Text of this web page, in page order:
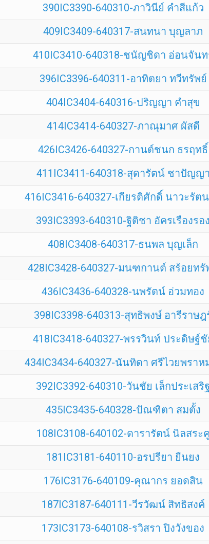
390IC3390-640310-ภาวินีย์ คำสีแก้ว
409IC3409-640317-สนทนา บุญลาภ
410IC3410-640318-ชนัญชิดา อ่อนจัน
396IC3396-640311-อาทิตยา ทวีทรัพย์
404IC3404-640316-ปริญญา คำสุข
414IC3414-640327-ภาณุมาศ ผัสดี
426IC3426-640327-กานต์ชนก ธรฤทธิ์
411IC3411-640318-สุดารัตน์ ชาปัญญา
416IC3416-640327-เกียรติศักดิ์ นาวะรัต
393IC3393-640310-ฐิติชา อัครเรืองรอง
408IC3408-640317-ธนพล บุญเล็ก
428IC3428-640327-มนฑกานต์ สร้อยทรั
436IC3436-640328-นพรัตน์ อ่วมทอง
398IC3398-640313-สุทธิพงษ์ อารีราษฎ
418IC3418-640327-พรรวินท์ ประดิษฐ์ชั
434IC3434-640327-นันทิดา ศรีไวยพรา
392IC3392-640310-วันชัย เล็กประเสริฐ
435IC3435-640328-ปัณฑิตา สมตั้ง
108IC3108-640102-ดารารัตน์ นิลสระคู
181IC3181-640110-อรปรียา ยืนยง
176IC3176-640109-คุณากร ยอดสิน
187IC3187-640111-วีรวัฒน์ สิทธิสงค์
173IC3173-640108-รวิสรา ปิงวังของ